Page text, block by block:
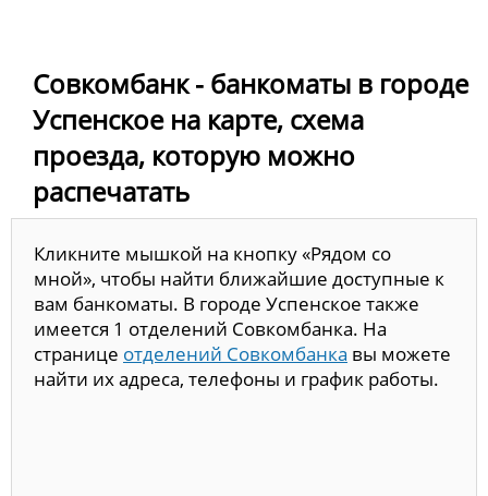
Совкомбанк - банкоматы в городе
Успенское на карте, схема
проезда, которую можно
распечатать
Кликните мышкой на кнопку «Рядом со
мной», чтобы найти ближайшие доступные к
вам банкоматы. В городе Успенское также
имеется 1 отделений Совкомбанка. На
странице отделений Совкомбанка вы можете
найти их адреса, телефоны и график работы.